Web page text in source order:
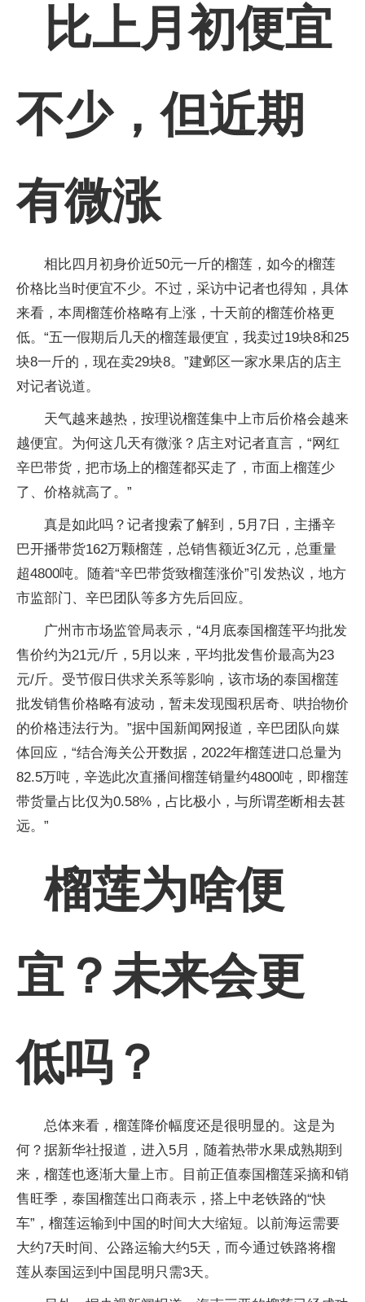
比上月初便宜
不少，但近期
有微涨
相比四月初身价近50元一斤的榴莲，如今的榴莲
价格比当时便宜不少。不过，采访中记者也得知，具体
来看，本周榴莲价格略有上涨，十天前的榴莲价格更
低。“五一假期后几天的榴莲最便宜，我卖过19块8和25
块8一斤的，现在卖29块8。”建邺区一家水果店的店主
对记者说道。
天气越来越热，按理说榴莲集中上市后价格会越来
越便宜。为何这几天有微涨？店主对记者直言，“网红
辛巴带货，把市场上的榴莲都买走了，市面上榴莲少
了、价格就高了。”
真是如此吗？记者搜索了解到，5月7日，主播辛
巴开播带货162万颗榴莲，总销售额近3亿元，总重量
超4800吨。随着“辛巴带货致榴莲涨价”引发热议，地方
市监部门、辛巴团队等多方先后回应。
广州市市场监管局表示，“4月底泰国榴莲平均批发
售价约为21元/斤，5月以来，平均批发售价最高为23
元/斤。受节假日供求关系等影响，该市场的泰国榴莲
批发销售价格略有波动，暂未发现囤积居奇、哄抬物价
的价格违法行为。”据中国新闻网报道，辛巴团队向媒
体回应，“结合海关公开数据，2022年榴莲进口总量为
82.5万吨，辛选此次直播间榴莲销量约4800吨，即榴莲
带货量占比仅为0.58%，占比极小，与所谓垄断相去甚
远。”
榴莲为啥便
宜？未来会更
低吗？
总体来看，榴莲降价幅度还是很明显的。这是为
何？据新华社报道，进入5月，随着热带水果成熟期到
来，榴莲也逐渐大量上市。目前正值泰国榴莲采摘和销
售旺季，泰国榴莲出口商表示，搭上中老铁路的“快
车”，榴莲运输到中国的时间大大缩短。以前海运需要
大约7天时间、公路运输大约5天，而今通过铁路将榴
莲从泰国运到中国昆明只需3天。